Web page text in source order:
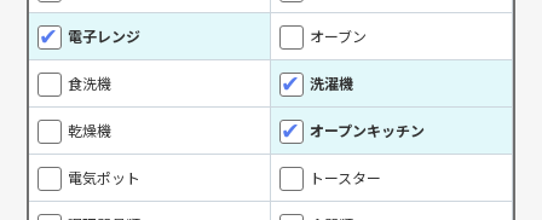
電子レンジ オーブン
食洗機 洗濯機
乾燥機 オープンキッチン
電気ポット トースター